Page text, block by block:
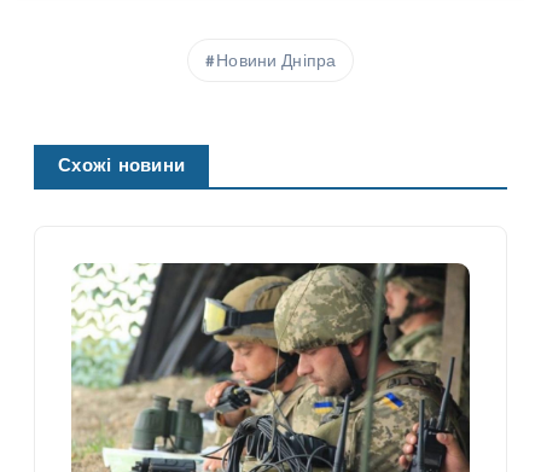
Новини Дніпра
Схожі новини